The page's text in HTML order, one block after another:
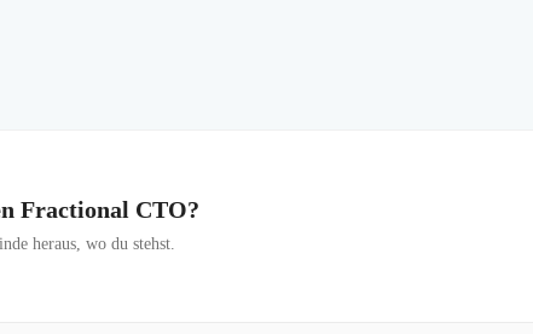
Fractional CTO?
heraus, wo du stehst.